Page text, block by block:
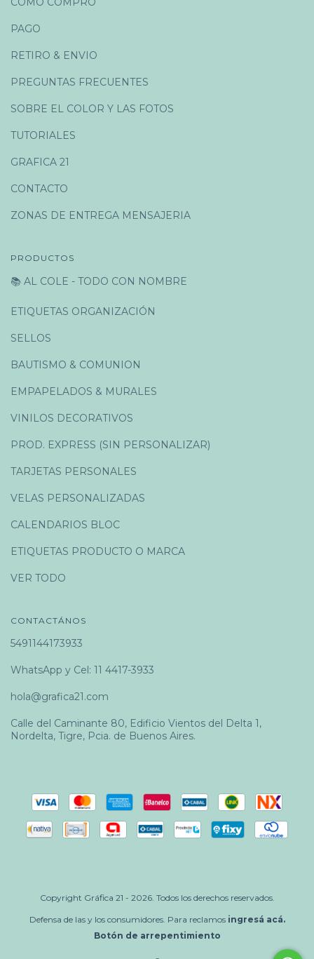
PAGO
RETIRO & ENVIO
PREGUNTAS FRECUENTES
SOBRE EL COLOR Y LAS FOTOS
TUTORIALES
GRAFICA 21
CONTACTO
ZONAS DE ENTREGA MENSAJERIA
PRODUCTOS
📚 AL COLE - TODO CON NOMBRE
ETIQUETAS ORGANIZACIÓN
SELLOS
BAUTISMO & COMUNION
EMPAPELADOS & MURALES
VINILOS DECORATIVOS
PROD. EXPRESS (SIN PERSONALIZAR)
TARJETAS PERSONALES
VELAS PERSONALIZADAS
CALENDARIOS BLOC
ETIQUETAS PRODUCTO O MARCA
VER TODO
CONTACTÁNOS
5491144173933
WhatsApp y Cel: 11 4417-3933
hola@grafica21.com
Calle del Caminante 80, Edificio Vientos del Delta 1,
Nordelta, Tigre, Pcia. de Buenos Aires.
Copyright Gráfica 21 - 2026. Todos los derechos reservados.
Defensa de las y los consumidores. Para reclamos ingresá acá.
Botón de arrepentimiento